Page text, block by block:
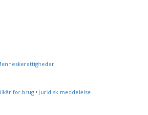
for brug • Juridisk meddelelse